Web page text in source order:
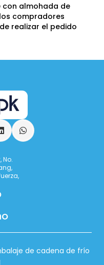
con almohada de
compradores
realizar el pedido
LinkedInWhatsApp
No.
de cadena de frío